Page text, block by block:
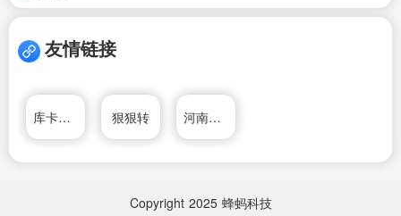
友情链接
库卡工业机器人 狠狠转 河南手机卡论坛
Copyright 2025 蜂蚂科技